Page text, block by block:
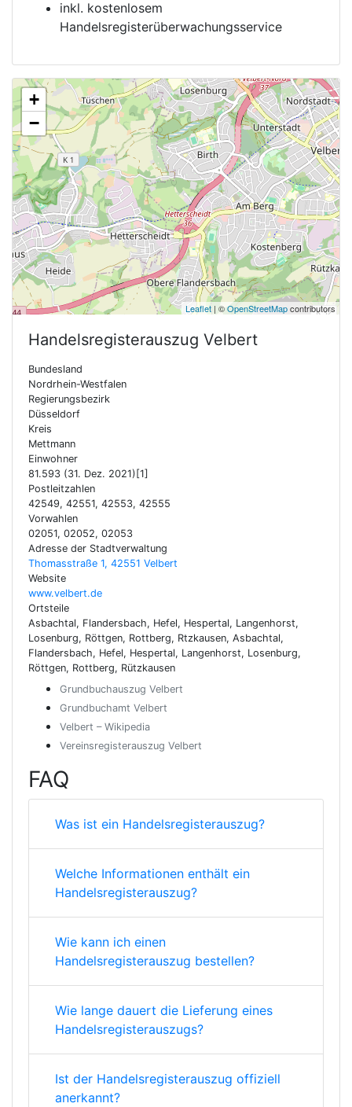
inkl. kostenlosem
Handelsregisterüberwachungsservice
+
−
Leaflet | ©OpenStreetMapcontributors
Handelsregisterauszug Velbert
Bundesland
Nordrhein-Westfalen
Regierungsbezirk
Düsseldorf
Kreis
Mettmann
Einwohner
81.593 (31. Dez. 2021)[1]
Postleitzahlen
42549, 42551, 42553, 42555
Vorwahlen
02051, 02052, 02053
Adresse der Stadtverwaltung
Thomasstraße 1, 42551 Velbert
Website
www.velbert.de
Ortsteile
Asbachtal, Flandersbach, Hefel, Hespertal, Langenhorst,
Losenburg, Röttgen, Rottberg, Rtzkausen, Asbachtal,
Flandersbach, Hefel, Hespertal, Langenhorst, Losenburg,
Röttgen, Rottberg, Rützkausen
Grundbuchauszug Velbert
Grundbuchamt Velbert
Velbert – Wikipedia
Vereinsregisterauszug Velbert
FAQ
Was ist ein Handelsregisterauszug?
Welche Informationen enthält ein
Handelsregisterauszug?
Wie kann ich einen
Handelsregisterauszug bestellen?
Wie lange dauert die Lieferung eines
Handelsregisterauszugs?
Ist der Handelsregisterauszug offiziell
anerkannt?